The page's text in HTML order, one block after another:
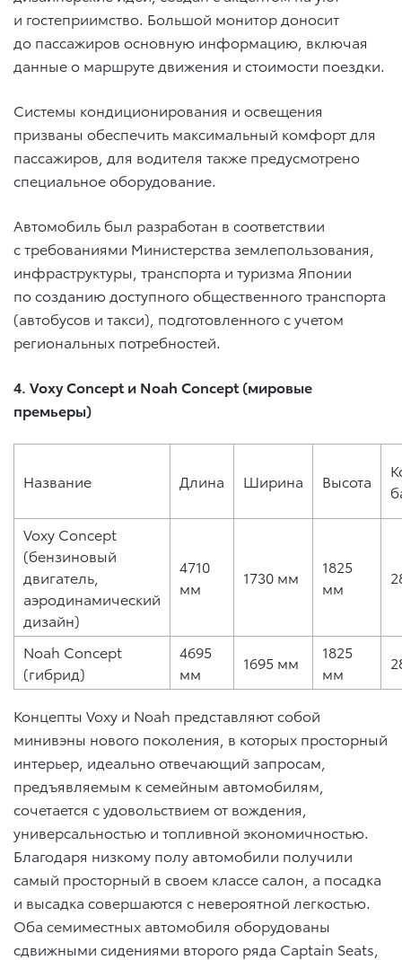
и гостеприимство. Большой монитор доносит
до пассажиров основную информацию, включая
данные о маршруте движения и стоимости поездки.
Системы кондиционирования и освещения
призваны обеспечить максимальный комфорт для
пассажиров, для водителя также предусмотрено
специальное оборудование.
Автомобиль был разработан в соответствии
с требованиями Министерства землепользования,
инфраструктуры, транспорта и туризма Японии
по созданию доступного общественного транспорта
(автобусов и такси), подготовленного с учетом
региональных потребностей.
4. Voxy Concept и Noah Concept (мировые
премьеры)
Название Длина Ширина Высота
Voxy Concept
(бензиновый
двигатель,
аэродинамический
дизайн)
4710
мм
1730 мм
1825
мм
Noah Concept
(гибрид)
4695
мм
1695 мм
1825
мм
Концепты Voxy и Noah представляют собой
минивэны нового поколения, в которых просторный
интерьер, идеально отвечающий запросам,
предъявляемым к семейным автомобилям,
сочетается с удовольствием от вождения,
универсальностью и топливной экономичностью.
Благодаря низкому полу автомобили получили
самый просторный в своем классе салон, а посадка
и высадка совершаются с невероятной легкостью.
Оба семиместных автомобиля оборудованы
сдвижными сидениями второго ряда Captain Seats,